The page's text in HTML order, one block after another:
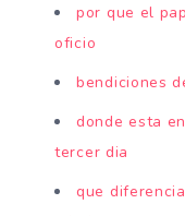
por que el
oficio
bendiciones
donde esta
tercer dia
que